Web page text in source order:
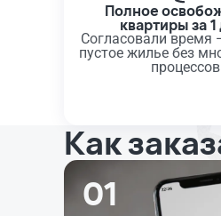
Полное
квартиры за
Согласовали время
пустое жилье без
Как
01